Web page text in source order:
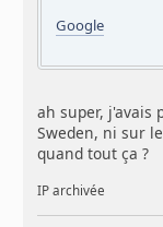
Google
ah super, j'avais
Sweden, ni sur
quand tout ça ?
IP archivée